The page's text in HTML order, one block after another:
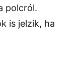
polcról.
is jelzik, ha